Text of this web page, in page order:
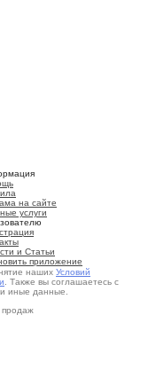
на сайте
услуги
и Статьи
приложение
наших Условий
. Также вы соглашаетесь с
и иные данные.
продаж